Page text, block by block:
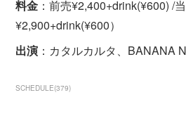
料金 ：前売¥2,400+drink(¥600) /
¥2,900+drink(¥600）
出演 ：カタルカルタ、BANANA
SCHEDULE(379)